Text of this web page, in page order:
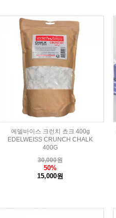
에델바이스 크런치 쵸크 400g
EDELWEISS CRUNCH CHALK
400G
30,000원
50%
15,000원